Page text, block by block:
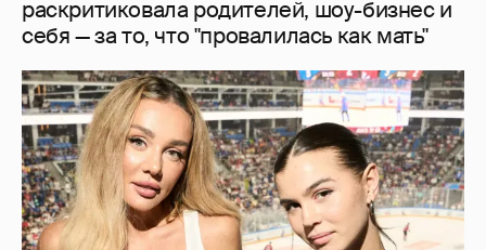
"Делать ли тест ДНК?". Анна Седокова
ответила на слухи о том, что не является
биологической матерью старшей дочери
8